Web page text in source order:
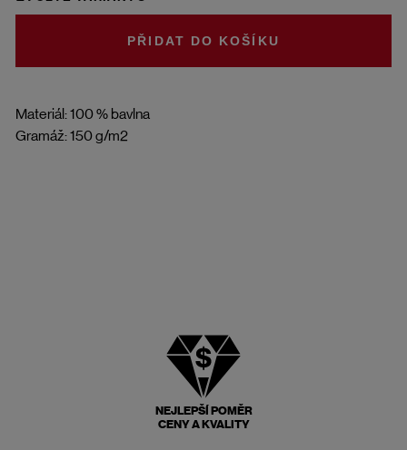
Materiál: 100 % bavlna
Gramáž: 150 g/m2
DO KOŠÍKU
NEJLEPŠÍ POMĚR
CENY A KVALITY